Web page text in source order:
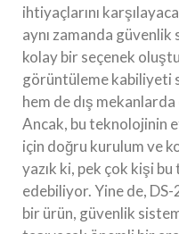
ihtiyaçlarını
aynı zamanda
kolay bir seçenek
görüntüleme kabiliyeti
hem de dış
Ancak, bu teknolojinin
için doğru kurulum ve
yazık ki, pek çok kişi
edebiliyor. Yine de,
bir ürün, güvenlik